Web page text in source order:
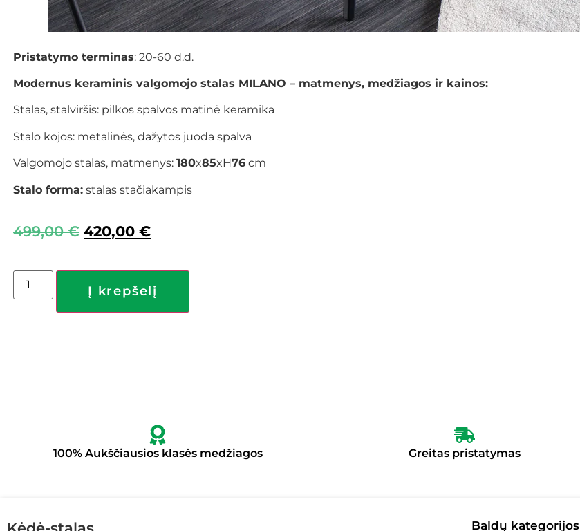
Pristatymo terminas: 20-60 d.d.
Modernus keraminis valgomojo stalas MILANO – matmenys, medžiagos ir kainos:
Stalas, stalviršis: pilkos spalvos matinė keramika
Stalo kojos: metalinės, dažytos juoda spalva
Valgomojo stalas, matmenys: 180x85xH76 cm
Stalo forma: stalas stačiakampis
499,00€ 420,00 €
Į krepšelį
100% Aukščiausios klasės medžiagos Greitas pristatymas
Baldų kategorijos